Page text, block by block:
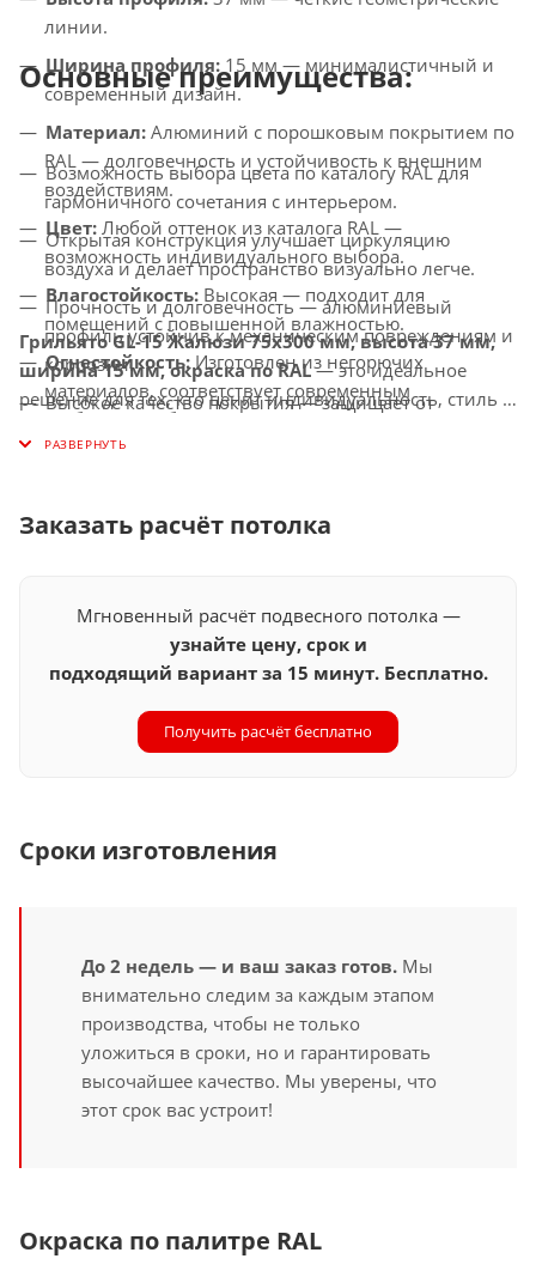
линии.
Ширина профиля: 15 мм — минималистичный и
современный дизайн.
Материал: Алюминий с порошковым покрытием по
RAL — долговечность и устойчивость к внешним
воздействиям.
Цвет: Любой оттенок из каталога RAL —
возможность индивидуального выбора.
Влагостойкость: Высокая — подходит для
помещений с повышенной влажностью.
Огнестойкость: Изготовлен из негорючих
материалов, соответствует современным
требованиям безопасности.
Совместимость с освещением:
Основные преимущества:
Возможность выбора цвета по каталогу RAL для
гармоничного сочетания с интерьером.
Открытая конструкция улучшает циркуляцию
воздуха и делает пространство визуально легче.
Прочность и долговечность — алюминиевый
профиль устойчив к механическим повреждениям и
коррозии.
Высокое качество покрытия — защищает от
офисов, торговых центров, медицинских
Грильято GL-15 Жалюзи 75x300 мм, высота 37 мм,
ширина 15 мм, окраска по RAL— это идеальное
решение для тех, кто ценит индивидуальность, стиль и
Заказать расчёт потолка
Мгновенный расчёт подвесного потолка —
узнайте цену, срок и
подходящий вариант за 15 минут. Бесплатно.
Получить расчёт бесплатно
Сроки изготовления
До 2 недель — и ваш заказ готов. Мы
внимательно следим за каждым этапом
производства, чтобы не только
уложиться в сроки, но и гарантировать
высочайшее качество. Мы уверены, что
этот срок вас устроит!
Окраска по палитре RAL